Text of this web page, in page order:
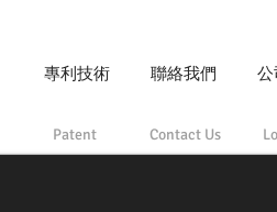
專利技術 聯絡我們
Patent Contact Us